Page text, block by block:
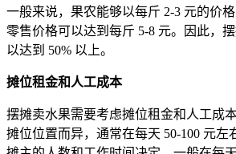
一般来说，果农能够以每斤 2-3 元的价
零售价格可以达到每斤 5-8 元。因此，
以达到 50% 以上。
摊位租金和人工成本
摆摊卖水果需要考虑摊位租金和人工成
摊位位置而异，通常在每天 50-100 元左